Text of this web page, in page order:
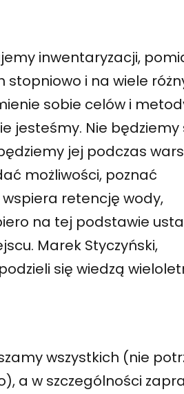
inwentaryzacji,
i na wiele
sobie celów i
jesteśmy. Nie będziemy
jej podczas
możliwości, poznać
retencję wody,
na tej podstawie
Marek Styczyński,
się wiedzą
wszystkich (nie
a w szczególności